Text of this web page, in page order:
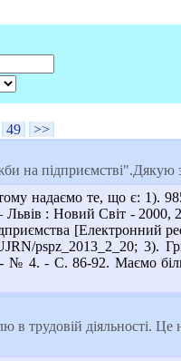
49
>>
на підприємстві".Дякую
надаємо те, що є: 1).
– Львів : Новий Світ -
[Електронний
pspz_2013_2_20; 3).
4. - С. 86-92. Маємо
трудовій діяльності. Це